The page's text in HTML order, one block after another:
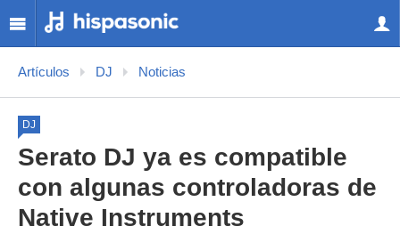
Artículos DJ Noticias
DJ
Serato DJ ya es compatible
con algunas controladoras de
Native Instruments